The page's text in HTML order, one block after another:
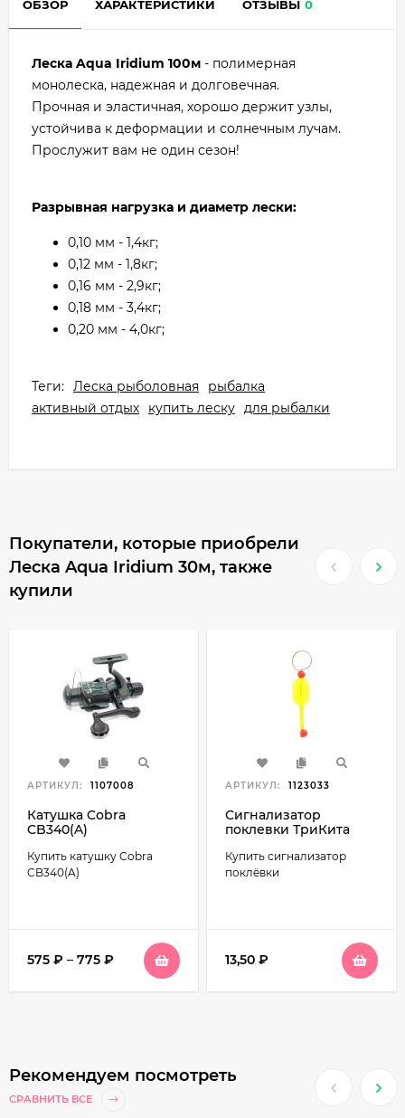
ОБЗОР ХАРАКТЕРИСТИКИ ОТЗЫВЫ 0
Леска Aqua Iridium 100м - полимерная
монолеска, надежная и долговечная.
Прочная и эластичная, хорошо держит узлы,
устойчива к деформации и солнечным лучам.
Прослужит вам не один сезон!
Разрывная нагрузка и диаметр лески:
0,10 мм - 1,4кг;
0,12 мм - 1,8кг;
0,16 мм - 2,9кг;
0,18 мм - 3,4кг;
0,20 мм - 4,0кг;
Теги: Леска рыболовная
рыбалка
активный отдых
купить леску для рыбалки
Покупатели, которые приобрели
Леска Aqua Iridium 30м, также
купили
АРТИКУЛ: 1107008
Катушка Cobra
CB340(A)
Купить катушку Cobra
CB340(A)
575 ₽ – 775 ₽
АРТИКУЛ: 1123033
Сигнализатор
поклевки ТриКита
Купить сигнализатор
поклёвки
13,50 ₽
Рекомендуем посмотреть
СРАВНИТЬ ВСЕ